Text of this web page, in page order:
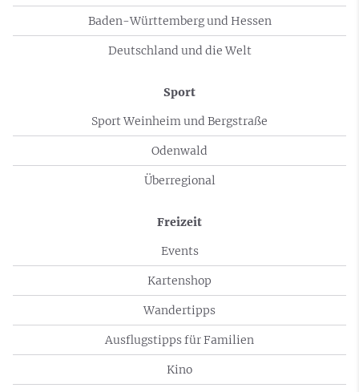
Baden-Württemberg und Hessen
Deutschland und die Welt
Sport
Sport Weinheim und Bergstraße
Odenwald
Überregional
Freizeit
Events
Kartenshop
Wandertipps
Ausflugstipps für Familien
Kino